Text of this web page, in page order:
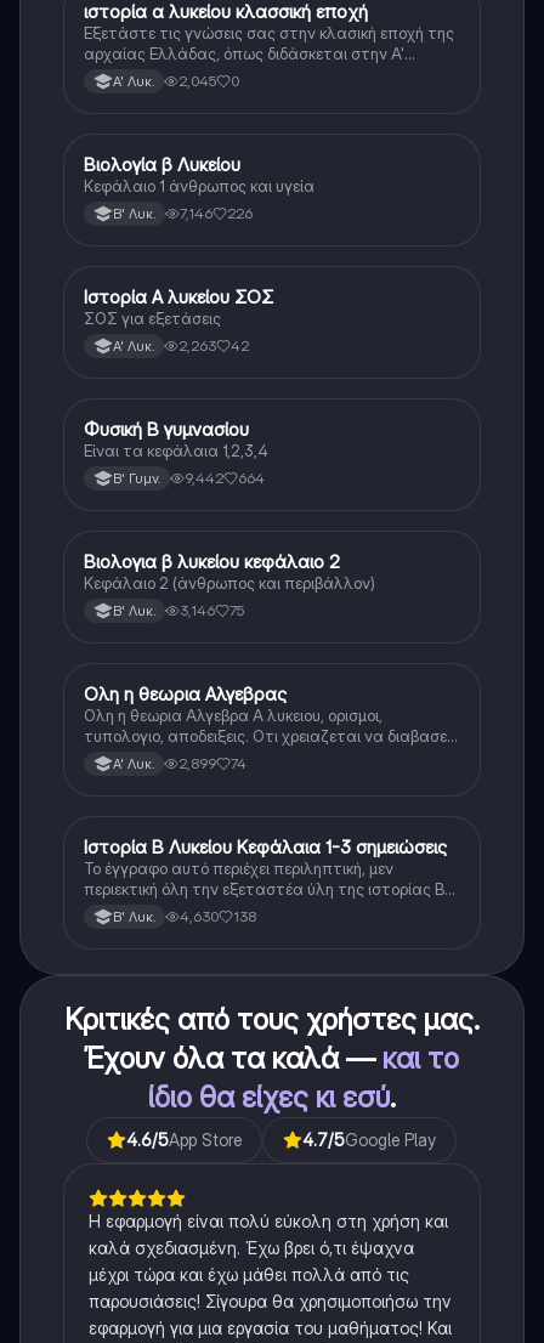
Ιστορία
ιστορία α λυκείου κλασσική εποχή
Εξετάστε τις γνώσεις σας στην κλασική εποχή της
αρχαίας Ελλάδας, όπως διδάσκεται στην Α'
Λυκείου.Α' Λυκ. 2,045 0
Βιολογία
Βιολογία β Λυκείου
Κεφάλαιο 1 άνθρωπος και υγεία
Β' Λυκ. 7,146 226
Ιστορία
Ιστορία Α λυκείου ΣΟΣ
ΣΟΣ για εξετάσεις
Α' Λυκ. 2,263 42
Φυσική
Φυσική Β γυμνασίου
Είναι τα κεφάλαια 1,2,3,4
Β' Γυμν. 9,442 664
Βιολογία
Βιολογια β λυκείου κεφάλαιο 2
Κεφάλαιο 2 (άνθρωπος και περιβάλλον)
Β' Λυκ. 3,146 75
Μαθηματικά
Ολη η θεωρια Αλγεβρας
Ολη η θεωρια Αλγεβρα Α λυκειου, ορισμοι,
τυπολογιο, αποδειξεις. Οτι χρειαζεται να διαβασεις
για το θεωρητικο κομματι της αλγεβρας.
Α' Λυκ. 2,899 74
Ιστορία
Ιστορία Β Λυκείου Κεφάλαια 1-3 σημειώσεις
Το έγγραφο αυτό περιέχει περιληπτική, μεν
περιεκτική όλη την εξεταστέα ύλη της ιστορίας Β
λυκείου για τα πρώτα 3 Κεφάλαια, δηλαδή την
μισή ύλη. Το έγγραφο έχει γραφτεί με προσοχή και
Β' Λυκ. 4,630 138
Κριτικές από τους χρήστες μας.
Έχουν όλα τα καλά — και το
ίδιο θα είχες κι εσύ.
4.6/5App Store 4.7/5Google Play
Η εφαρμογή είναι πολύ εύκολη στη χρήση και
καλά σχεδιασμένη. Έχω βρει ό,τι έψαχνα
μέχρι τώρα και έχω μάθει πολλά από τις
παρουσιάσεις! Σίγουρα θα χρησιμοποιήσω την
εφαρμογή για μια εργασία του μαθήματος! Και